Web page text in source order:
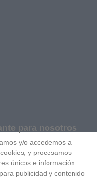
para nosotros
y/o accedemos a
y procesamos
únicos e información
publicidad y contenido